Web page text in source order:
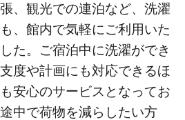
、観光での連泊など、洗濯
、館内で気軽にご利用いた
た。ご宿泊中に洗濯ができ
度や計画にも対応できるほ
安心のサービスとなってお
中で荷物を減らしたい方